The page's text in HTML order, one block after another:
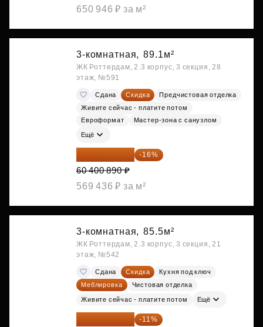
650 946 ₽ за м²
3-комнатная, 89.1м²
ЖК Роттердам, 2.3 корпус, 3 секция, 28
этаж, №591
Сдана Скидка
Предчистовая отделка
Живите сейчас - платите потом
Евроформат
Мастер-зона с санузлом
Ещё
50 736 748 ₽ -16%
60 400 890 ₽
569 436 ₽ за м²
3-комнатная, 85.5м²
ЖК Роттердам, 2.3 корпус, 3 секция, 21
этаж, №542
Сдана Скидка
Кухня под ключ
Меблировка
Чистовая отделка
Живите сейчас - платите потом Ещё
51 242 373 ₽ -11%